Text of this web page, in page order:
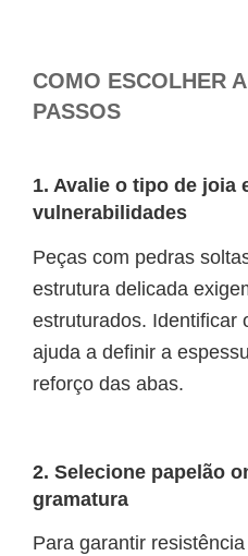
COMO ESCOLHER
PASSOS
1. Avalie o tipo de joia
vulnerabilidades
Peças com pedras
estrutura delicada
estruturados. Identificar
ajuda a definir a
reforço das abas.
2. Selecione papelão
gramatura
Para garantir